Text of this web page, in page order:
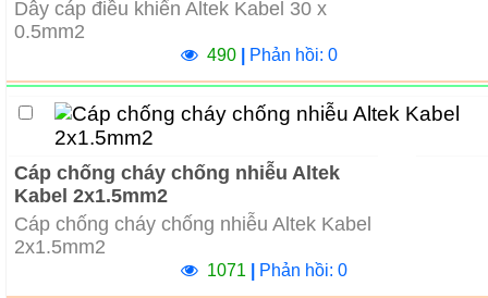
Dây cáp điều khiển Altek Kabel 30 x
0.5mm2
490 Phản hồi: 0
Cáp chống cháy chống nhiễu Altek
Kabel 2x1.5mm2
Cáp chống cháy chống nhiễu Altek Kabel
2x1.5mm2
1071 Phản hồi: 0